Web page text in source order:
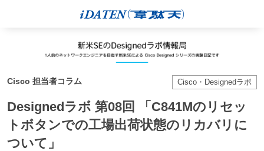
Cisco 担当者コラム Cisco・Designedラボ
Designedラボ 第08回 「C841Mのリセッ
トボタンでの工場出荷状態のリカバリに
ついて」